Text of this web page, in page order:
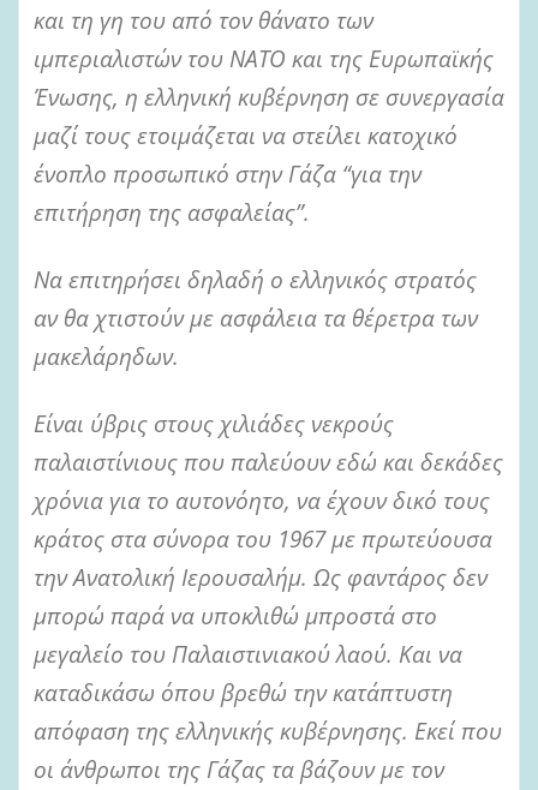
και τη γη του από τον θάνατο των
ιμπεριαλιστών του ΝΑΤΟ και της Ευρωπαϊκής
Ένωσης, η ελληνική κυβέρνηση σε συνεργασία
μαζί τους ετοιμάζεται να στείλει κατοχικό
ένοπλο προσωπικό στην Γάζα “για την
επιτήρηση της ασφαλείας”.
Να επιτηρήσει δηλαδή ο ελληνικός στρατός
αν θα χτιστούν με ασφάλεια τα θέρετρα των
μακελάρηδων.
Είναι ύβρις στους χιλιάδες νεκρούς
παλαιστίνιους που παλεύουν εδώ και δεκάδες
χρόνια για το αυτονόητο, να έχουν δικό τους
κράτος στα σύνορα του 1967 με πρωτεύουσα
την Ανατολική Ιερουσαλήμ. Ως φαντάρος δεν
μπορώ παρά να υποκλιθώ μπροστά στο
μεγαλείο του Παλαιστινιακού λαού. Και να
καταδικάσω όπου βρεθώ την κατάπτυστη
απόφαση της ελληνικής κυβέρνησης. Εκεί που
οι άνθρωποι της Γάζας τα βάζουν με τον